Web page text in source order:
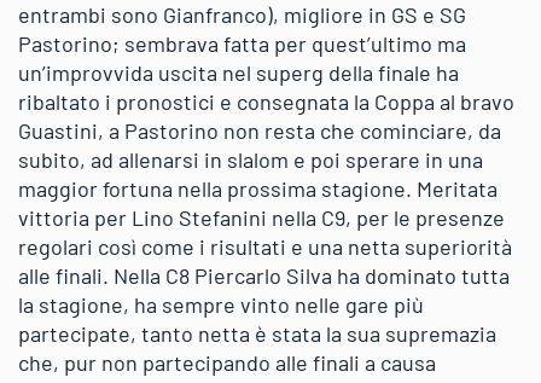
entrambi sono Gianfranco), migliore in GS e SG
Pastorino; sembrava fatta per quest’ultimo ma
un’improvvida uscita nel superg della finale ha
ribaltato i pronostici e consegnata la Coppa al bravo
Guastini, a Pastorino non resta che cominciare, da
subito, ad allenarsi in slalom e poi sperare in una
maggior fortuna nella prossima stagione. Meritata
vittoria per Lino Stefanini nella C9, per le presenze
regolari così come i risultati e una netta superiorità
alle finali. Nella C8 Piercarlo Silva ha dominato tutta
la stagione, ha sempre vinto nelle gare più
partecipate, tanto netta è stata la sua supremazia
che, pur non partecipando alle finali a causa